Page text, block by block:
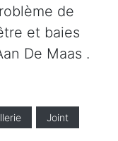
de
et baies
De Maas .
Joint